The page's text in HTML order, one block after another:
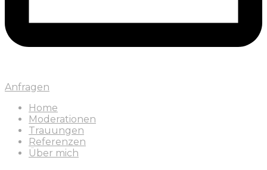
Anfragen
Home
Moderationen
Trauungen
Referenzen
Über mich